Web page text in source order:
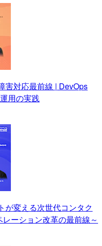
害対応最前線 | DevOps
用の実践
が変える次世代コンタク
ーション改革の最前線～